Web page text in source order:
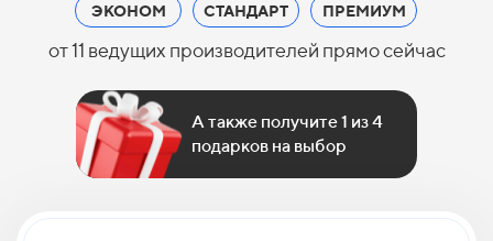
ЭКОНОМ СТАНДАРТ ПРЕМИУМ
от 11 ведущих производителей прямо сейчас
А также получите 1 из 4
подарков на выбор